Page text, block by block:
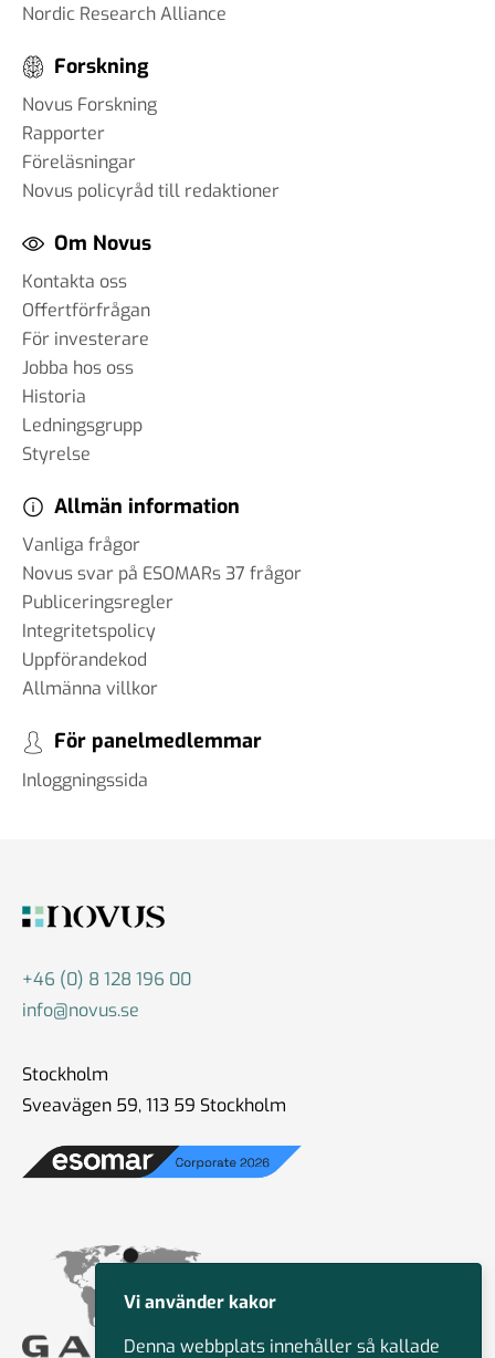
Nordic Research Alliance
Forskning
Novus Forskning
Rapporter
Föreläsningar
Novus policyråd till redaktioner
Om Novus
Kontakta oss
Offertförfrågan
För investerare
Jobba hos oss
Historia
Ledningsgrupp
Styrelse
Allmän information
Vanliga frågor
Novus svar på ESOMARs 37 frågor
Publiceringsregler
Integritetspolicy
Uppförandekod
Allmänna villkor
För panelmedlemmar
Inloggningssida
+46 (0) 8 128 196 00
info@novus.se
Stockholm
Sveavägen 59, 113 59 Stockholm
Vi använder kakor
Denna webbplats innehåller så kallade